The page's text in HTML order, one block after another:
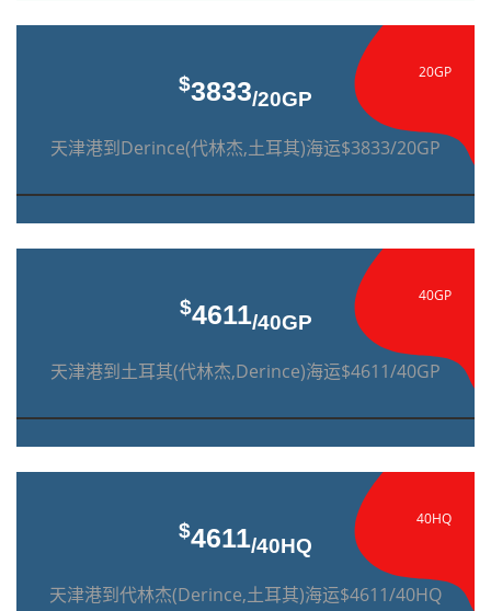
20GP
$3833/20GP
天津港到Derince(代林杰,土耳其)海运$3833/20GP
40GP
$4611/40GP
天津港到土耳其(代林杰,Derince)海运$4611/40GP
40HQ
$4611/40HQ
天津港到代林杰(Derince,土耳其)海运$4611/40HQ